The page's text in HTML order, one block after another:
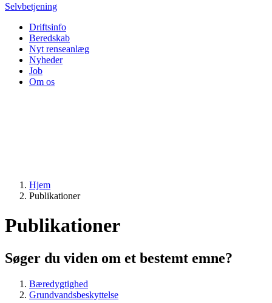
Selvbetjening
Driftsinfo
Beredskab
Nyt renseanlæg
Nyheder
Job
Om os
Hjem
Publikationer
Publikationer
Søger du viden om et bestemt emne?
Bæredygtighed
Grundvandsbeskyttelse